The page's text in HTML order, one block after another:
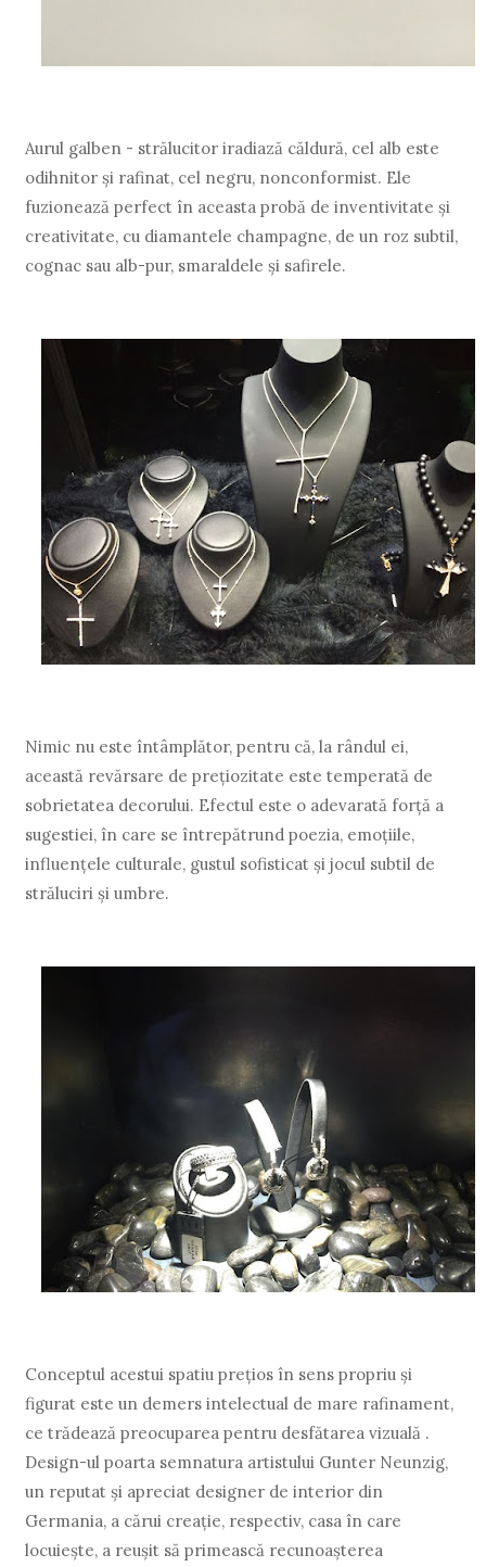
Aurul galben - strălucitor iradiază căldură, cel alb este
odihnitor şi rafinat, cel negru, nonconformist. Ele
fuzionează perfect în aceasta probă de inventivitate şi
creativitate, cu diamantele champagne, de un roz subtil,
cognac sau alb-pur, smaraldele şi safirele.
Nimic nu este întâmplător, pentru că, la rândul ei,
această revărsare de preţiozitate este temperată de
sobrietatea decorului. Efectul este o adevarată forţă a
sugestiei, în care se întrepătrund poezia, emoţiile,
influenţele culturale, gustul sofisticat şi jocul subtil de
străluciri şi umbre.
Conceptul acestui spatiu preţios în sens propriu şi
figurat este un demers intelectual de mare rafinament,
ce trădează preocuparea pentru desfătarea vizuală .
Design-ul poarta semnatura artistului Gunter Neunzig,
un reputat şi apreciat designer de interior din
Germania, a cărui creaţie, respectiv, casa în care
locuieşte, a reuşit să primească recunoaşterea